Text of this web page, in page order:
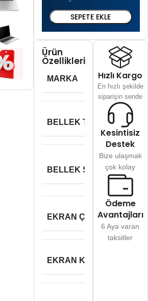
SEPETE EKLE
Ürün
Özellikleri
MARKA
BELLEK TÜRÜ DDR4
BELLEK SLOT SAYISI
EKRAN ÇÖZÜNÜRLÜĞÜ
EKRAN KARTI BELLEK
Hızlı Kargo
En hızlı şekilde
siparişin sende
Kesintisiz
Destek
Bize ulaşmak
çok kolay
Ödeme
Avantajları
6 Aya varan
taksitler